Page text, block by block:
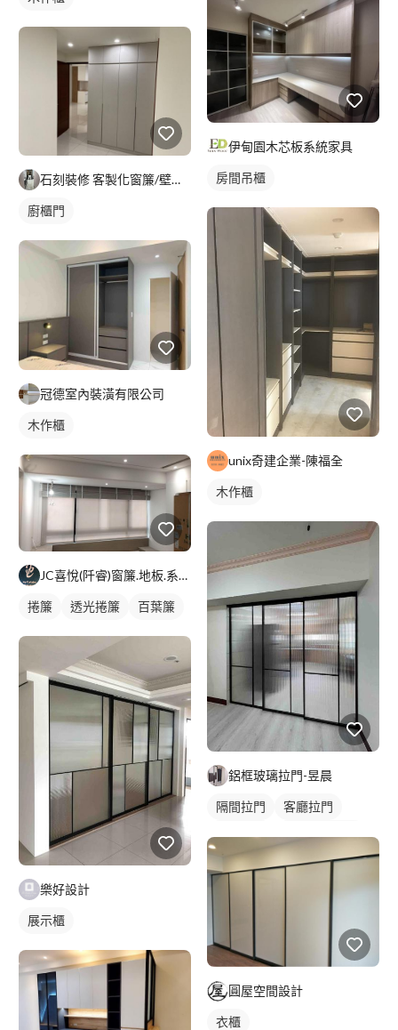
石刻裝修 客製化窗簾/壁紙/地板/系統櫃
廚櫃門
冠德室內裝潢有限公司
木作櫃
JC喜悅(阡睿)窗簾.地板.系統櫃.隔熱紙joy curta
捲簾 透光捲簾 百葉簾
樂好設計
展示櫃
伊甸園木芯板系統家具
房間吊櫃
unix奇建企業-陳福全
木作櫃
鋁框玻璃拉門-昱晨
隔間拉門
客廳拉門
鋁框拉門
玻璃拉門
圓屋空間設計
衣櫃